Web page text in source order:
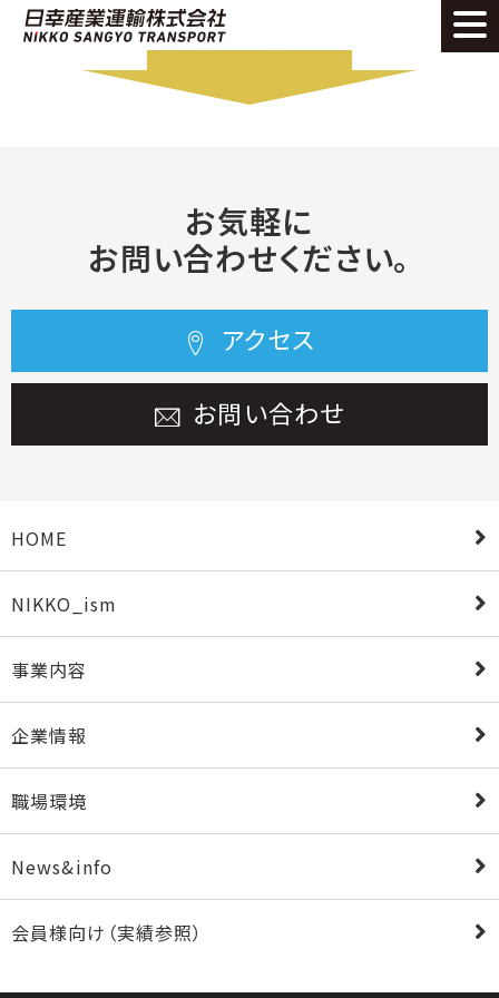
お気軽に
お問い合わせください。
アクセス
お問い合わせ
HOME
NIKKO_ism
事業内容
企業情報
職場環境
News&info
会員様向け（実績参照）